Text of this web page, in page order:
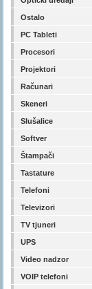
Ostalo
PC Tableti
Procesori
Projektori
Računari
Skeneri
Slušalice
Softver
Štampači
Tastature
Telefoni
Televizori
TV tjuneri
UPS
Video nadzor
VOIP telefoni